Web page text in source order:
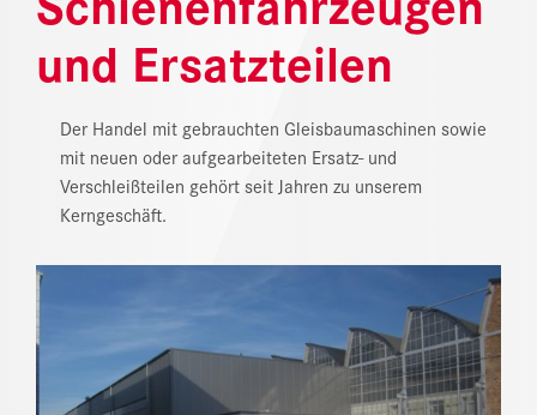
NEWS
DOWNLOAD CENTER
ONLINE MAGAZIN
und Ersatzteilen
Der Handel mit gebrauchten Gleisbaumaschinen sowie
mit neuen oder aufgearbeiteten Ersatz- und
Verschleißteilen gehört seit Jahren zu unserem
Kerngeschäft.